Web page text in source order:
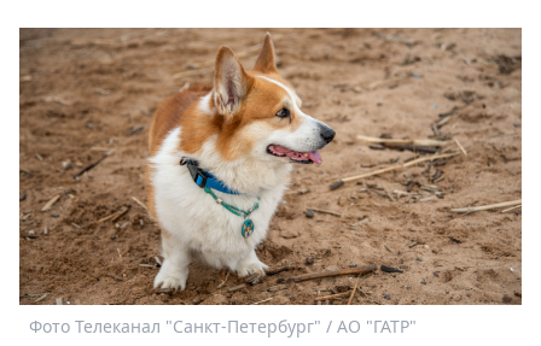
Книги
Выставки
Пресс-
релизы
О
Metro
Стримы
Спецпроекты
Звезды
Выборы
Фото Телеканал "Санкт-Петербург" / АО "ГАТР"